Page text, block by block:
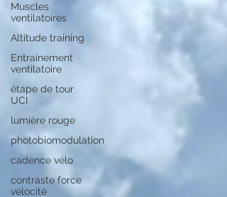
Muscles
ventilatoires
Altitude training
Entrainement
ventilatoire
étape de tour
UCI
lumière rouge
photobiomodulation
cadence vélo
contraste force
vélocité